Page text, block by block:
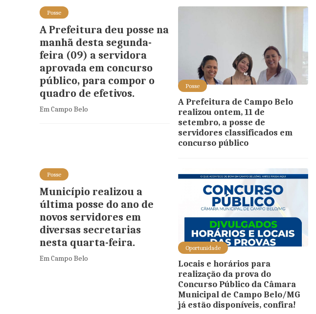
Posse
A Prefeitura deu posse na
manhã desta segunda-
feira (09) a servidora
aprovada em concurso
público, para compor o
quadro de efetivos.
Em Campo Belo
Posse
A Prefeitura de Campo Belo
realizou ontem, 11 de
setembro, a posse de
servidores classificados em
concurso público
Posse
Município realizou a
última posse do ano de
novos servidores em
diversas secretarias
nesta quarta-feira.
Em Campo Belo
Oportunidade
Locais e horários para
realização da prova do
Concurso Público da Câmara
Municipal de Campo Belo/MG
já estão disponíveis, confira!